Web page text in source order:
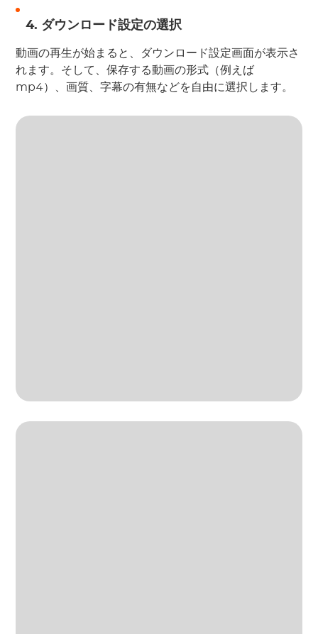
4. ダウンロード設定の選択
動画の再生が始まると、ダウンロード設定画面が表示さ
れます。そして、保存する動画の形式（例えば
mp4）、画質、字幕の有無などを自由に選択します。